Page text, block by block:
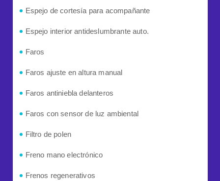
Espejo de cortesía para acompañante
Espejo interior antideslumbrante auto.
Faros
Faros ajuste en altura manual
Faros antiniebla delanteros
Faros con sensor de luz ambiental
Filtro de polen
Freno mano electrónico
Frenos regenerativos